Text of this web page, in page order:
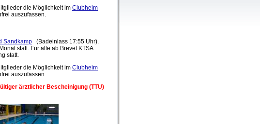
die Möglichkeit im Clubheim
auszufassen.
Sandkamp (Badeinlass 17:55 Uhr).
statt. Für alle ab Brevet KTSA
statt.
die Möglichkeit im Clubheim
auszufassen.
ärztlicher Bescheinigung (TTU)